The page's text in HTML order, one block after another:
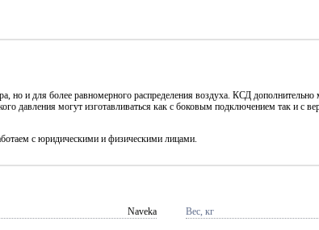
но и для более равномерного распределения воздуха. КСД
давления могут изготавливаться как с боковым подключением так и с
с юридическими и физическими лицами.
Naveka Вес, кг